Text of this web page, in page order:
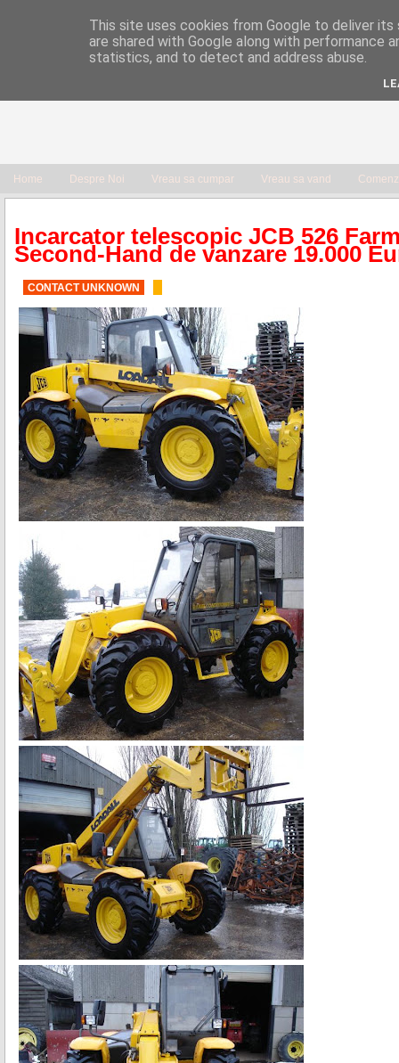
Home Despre Noi Vreau sa cumpar Vreau sa vand
Incarcator telescopic JCB 526
Second-Hand de vanzare 19.000
CONTACT UNKNOWN
This site uses cookies from Google to deliver
are shared with Google along with performance
statistics, and to detect and address abuse.